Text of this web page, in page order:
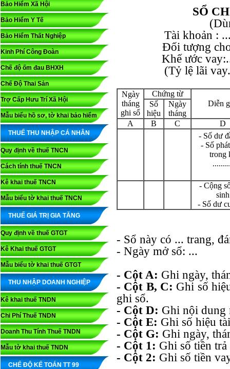
Bảo Hiểm Xã Hội
Bảo Hiểm Y Tế
Bảo Hiểm Thất Nghiệp
Kinh Phí Công Đoàn
Chế độ ốm đau BHXH
Chế Độ Thai Sản
Trợ Cấp Hưu Trí Xã Hội
Mẫu biểu hồ sơ, tờ khai bảo hiểm
THUẾ THU NHẬP CÁ NHÂN
Quy định về thuế TNCN
Cách tính thuế TNCN
Kê khai thuế TNCN
Mẫu biểu tờ khai thuế TNCN
THUẾ GIÁ TRỊ GIA TĂNG
Quy định về thuế GTGT
Kê Khai thuế GTGT
Mẫu biểu tờ khai thuế GTGT
THU NHẬP DOANH NGHIỆP
Kê khai thuế TNDN
Chi Phí Thuế TNDN
Doanh Thu Tính Thuế TNDN
Mẫu tờ khai thuế TNDN
CHẾ ĐỘ KẾ TOÁN TT 99
SỔ
Tài khoản :
Đối tượng
Khế ước
(Tỷ lệ lãi
Ngày
tháng
ghi sổ
Chứng từ
Diễn
Số
hiệu
Ngày
tháng
A
B C
D
- Số dư
- Số
trong
- Cộng
sinh
- Số dư
- Sổ này có ... trang,
- Ngày mở sổ: ...
- Cột A: Ghi ngày,
- Cột B, C: Ghi số
ghi sổ.
- Cột D: Ghi nội dung
- Cột E: Ghi số hiệu
- Cột G: Ghi ngày,
- Cột 1: Ghi số tiền
- Cột 2: Ghi số tiền